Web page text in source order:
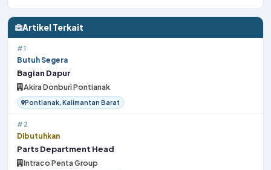
Artikel Terkait
#1
Butuh Segera
Bagian Dapur
Akira Donburi Pontianak
Pontianak, Kalimantan Barat
#2
Dibutuhkan
Parts Department Head
Intraco Penta Group